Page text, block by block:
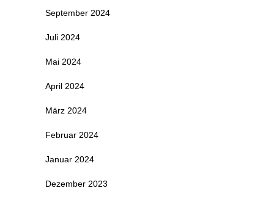
September 2024
Juli 2024
Mai 2024
April 2024
März 2024
Februar 2024
Januar 2024
Dezember 2023